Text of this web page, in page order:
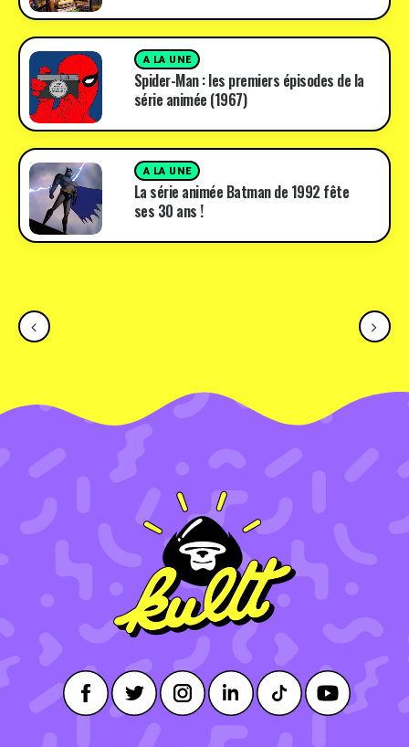
A LA UNE
Spider-Man : les premiers épisodes de la
série animée (1967)
A LA UNE
La série animée Batman de 1992 fête
ses 30 ans !